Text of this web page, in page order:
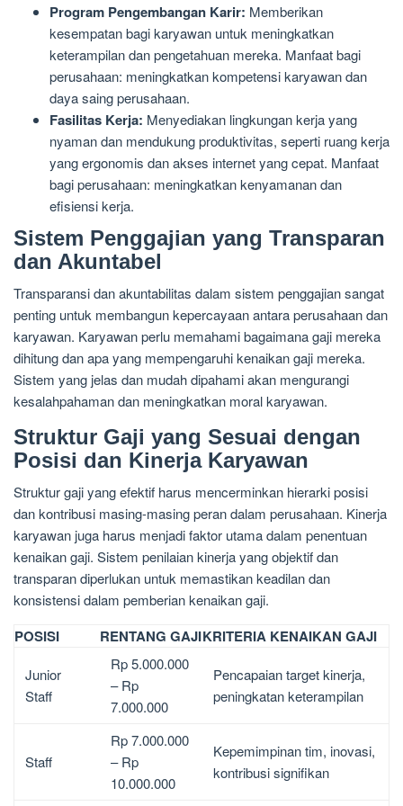
Program Pengembangan Karir: Memberikan
kesempatan bagi karyawan untuk meningkatkan
keterampilan dan pengetahuan mereka. Manfaat bagi
perusahaan: meningkatkan kompetensi karyawan dan
daya saing perusahaan.
Fasilitas Kerja: Menyediakan lingkungan kerja yang
nyaman dan mendukung produktivitas, seperti ruang kerja
yang ergonomis dan akses internet yang cepat. Manfaat
bagi perusahaan: meningkatkan kenyamanan dan
efisiensi kerja.
Sistem Penggajian yang Transparan
dan Akuntabel
Transparansi dan akuntabilitas dalam sistem penggajian sangat
penting untuk membangun kepercayaan antara perusahaan dan
karyawan. Karyawan perlu memahami bagaimana gaji mereka
dihitung dan apa yang mempengaruhi kenaikan gaji mereka.
Sistem yang jelas dan mudah dipahami akan mengurangi
kesalahpahaman dan meningkatkan moral karyawan.
Struktur Gaji yang Sesuai dengan
Posisi dan Kinerja Karyawan
Struktur gaji yang efektif harus mencerminkan hierarki posisi
dan kontribusi masing-masing peran dalam perusahaan. Kinerja
karyawan juga harus menjadi faktor utama dalam penentuan
kenaikan gaji. Sistem penilaian kinerja yang objektif dan
transparan diperlukan untuk memastikan keadilan dan
konsistensi dalam pemberian kenaikan gaji.
POSISI RENTANG GAJIKRITERIA KENAIKAN GAJI
Junior
Staff
Rp 5.000.000
– Rp
7.000.000
Pencapaian target kinerja,
peningkatan keterampilan
Staff
Rp 7.000.000
– Rp
10.000.000
Kepemimpinan tim, inovasi,
kontribusi signifikan